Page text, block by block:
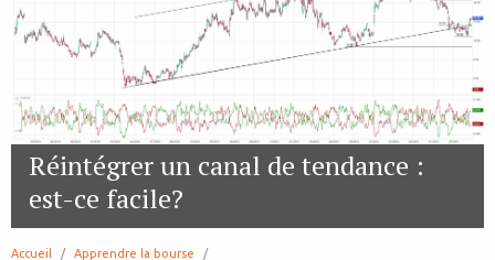
Réintégrer un canal de tendance :
est-ce facile?
Accueil
Apprendre la bourse